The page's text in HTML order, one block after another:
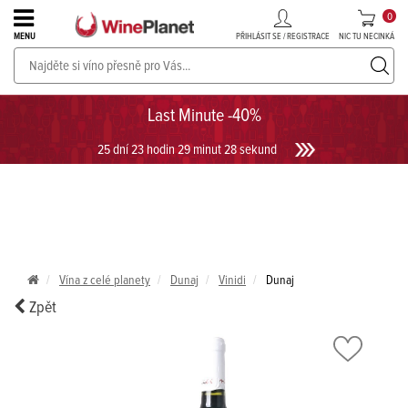
Last Minute -40%
25 dní 23 hodin 29 minut 27 sekund
MENU PŘIHLÁSIT SE / REGISTRACE NIC TU NECINKÁ
0
PROSECCO v akci až do -30%!UKÁZAT PROSECCO
Vína z celé planety Dunaj Vinidi Dunaj
Zpět